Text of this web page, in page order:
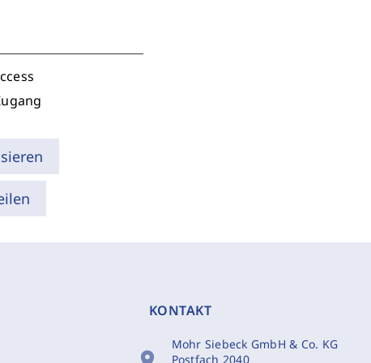
KONTAKT
Mohr Siebeck GmbH & Co. KG
Postfach 2040